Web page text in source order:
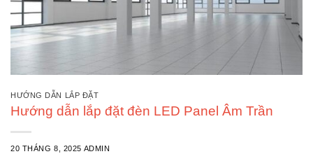
HƯỚNG DẪN LẮP ĐẶT
Hướng dẫn lắp đặt đèn LED Panel Âm Trần
20 THÁNG 8, 2025 ADMIN